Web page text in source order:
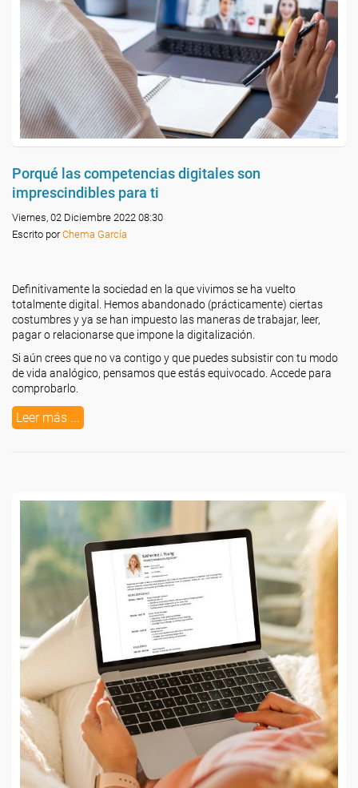
Porqué las competencias digitales son
imprescindibles para ti
Viernes, 02 Diciembre 2022 08:30
Escrito porChema García
Definitivamente la sociedad en la que vivimos se ha vuelto
totalmente digital. Hemos abandonado (prácticamente) ciertas
costumbres y ya se han impuesto las maneras de trabajar, leer,
pagar o relacionarse que impone la digitalización.
Si aún crees que no va contigo y que puedes subsistir con tu modo
de vida analógico, pensamos que estás equivocado. Accede para
comprobarlo.
Leer más ...